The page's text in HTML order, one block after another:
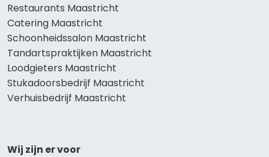
Restaurants Maastricht
Catering Maastricht
Schoonheidssalon Maastricht
Tandartspraktijken Maastricht
Loodgieters Maastricht
Stukadoorsbedrijf Maastricht
Verhuisbedrijf Maastricht
Wij zijn er voor